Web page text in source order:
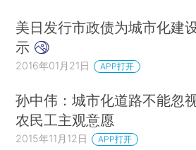
美日发行市政债为城市化建
示
2016年01月21日 APP打开
孙中伟：城市化道路不能忽
农民工主观意愿
2015年11月12日 APP打开